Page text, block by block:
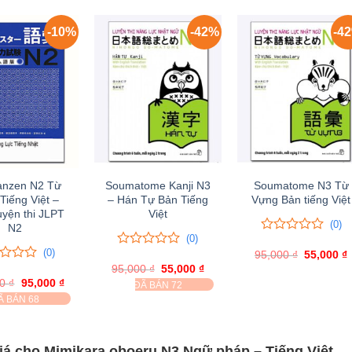
-10%
N2 Từ
Việt –
thi JLPT
N2
(0)
₫ Giá
gốc
là:
95,000 ₫Giá
hiện
tại
BÁN 68
-42%
Soumatome Kanji N3
– Hán Tự Bản Tiếng
Việt
trên
đánh
(0)
95,000₫ Giá
gốc
là:
55,000₫
hiện
tại
ĐÃ BÁN 72
-
Soumatome N3 Từ
Vựng Bản tiếng Việt
trên
(0)
95,000₫ Giá
55,000₫